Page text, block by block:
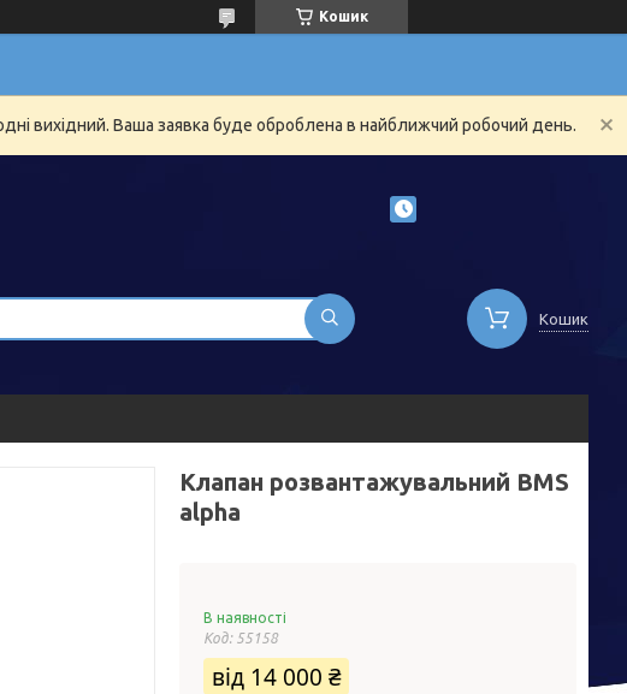
Кошик
вихідний. Ваша заявка буде оброблена в найближчий робочий день.
Кошик
Клапан розвантажувальний BMS
alpha
В наявності
Код: 55158
від 14 000 ₴